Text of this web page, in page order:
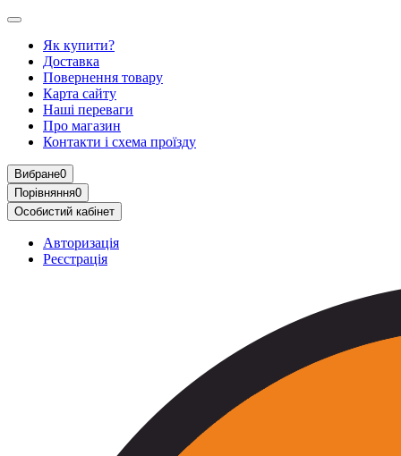
Як купити?
Доставка
Повернення товару
Карта сайту
Наші переваги
Про магазин
Контакти і схема проїзду
Вибране0
Порівняння0
Особистий кабінет
Авторизація
Реєстрація